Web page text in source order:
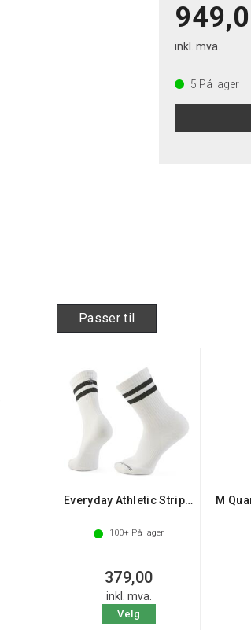
inkl. mva.
5 På lager
Passer til
Everyday Athletic Striped Crew Socks
100+ På lager
379,00
inkl. mva.
Velg